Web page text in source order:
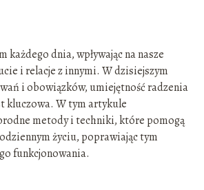
każdego dnia, wpływając na nasze
i relacje z innymi. W dzisiejszym
i obowiązków, umiejętność radzenia
kluczowa. W tym artykule
metody i techniki, które pomogą
życiu, poprawiając tym
funkcjonowania.